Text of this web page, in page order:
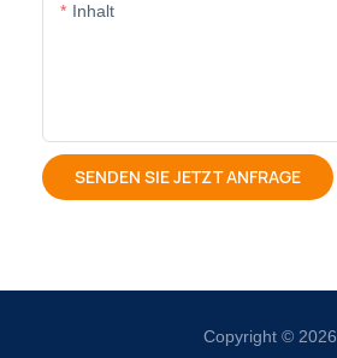
Inhalt
SENDEN SIE JETZT ANFRAGE
Copyright © 2026